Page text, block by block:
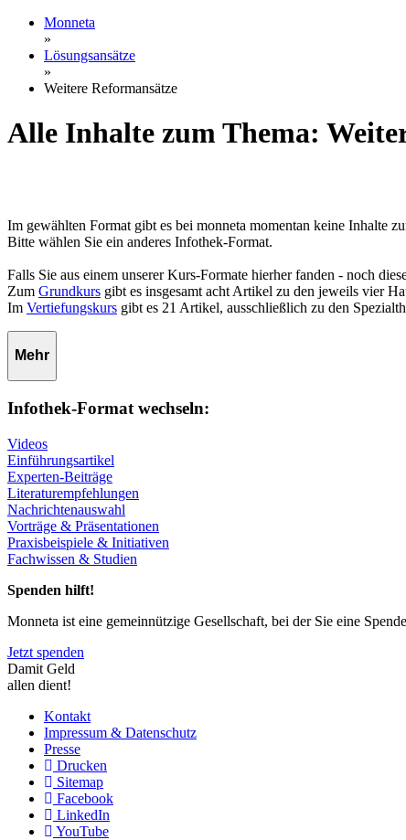
Monneta
»
Lösungsansätze
»
Weitere Reformansätze
Alle Inhalte zum Thema:
Im gewählten Format gibt es bei monneta momentan keine Inhalte
Bitte wählen Sie ein anderes Infothek-Format.
Falls Sie aus einem unserer Kurs-Formate hierher fanden - noch
Zum Grundkurs gibt es insgesamt acht Artikel zu den jeweils vier
Im Vertiefungskurs gibt es 21 Artikel, ausschließlich zu den
Mehr
Infothek-Format wechseln:
Videos
Einführungsartikel
Experten-Beiträge
Literaturempfehlungen
Nachrichtenauswahl
Vorträge & Präsentationen
Praxisbeispiele & Initiativen
Fachwissen & Studien
Spenden hilft!
Monneta ist eine gemeinnützige Gesellschaft, bei der Sie eine
Jetzt spenden
Damit Geld
allen dient!
Kontakt
Impressum & Datenschutz
Presse
Drucken
Sitemap
Facebook
LinkedIn
YouTube